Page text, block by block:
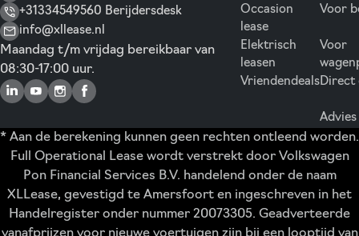
+31334549560 Berijdersdesk
info@xllease.nl
Maandag t/m vrijdag bereikbaar van
08:30-17:00 uur.
Occasion
lease
Elektrisch
leasen
Vriendendeals
Voor
Voor
Direct
* Aan de berekening kunnen geen rechten ontleend worden.
Full Operational Lease wordt verstrekt door Volkswagen
Pon Financial Services B.V. handelend onder de naam
XLLease, gevestigd te Amersfoort en ingeschreven in het
Handelregister onder nummer 20073305. Geadverteerde